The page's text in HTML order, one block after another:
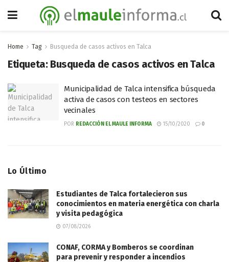
Home Tag Busqueda de casos activos en Talca
Etiqueta: Busqueda de casos activos en Talca
Municipalidad de Talca intensifica búsqueda
activa de casos con testeos en sectores
vecinales
POR REDACCIÓN EL MAULE INFORMA 15/10/2020 0
Lo Último
Estudiantes de Talca fortalecieron sus
conocimientos en materia energética con charla
y visita pedagógica
07/08/2026
CONAF, CORMA y Bomberos se coordinan
para prevenir y responder a incendios